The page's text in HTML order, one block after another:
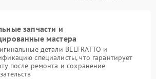
запчасти и
мастера
детали BELTRATTO и
специалисты, что гарантирует
после ремонта и сохранение